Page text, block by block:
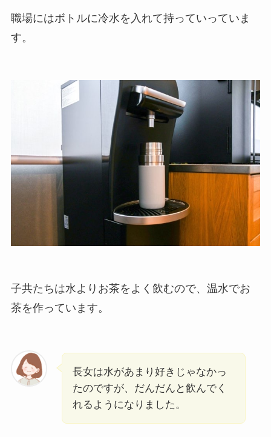
職場にはボトルに冷水を入れて持っていっていま
す。
子共たちは水よりお茶をよく飲むので、温水でお
茶を作っています。
長女は水があまり好きじゃなかっ
たのですが、だんだんと飲んでく
れるようになりました。